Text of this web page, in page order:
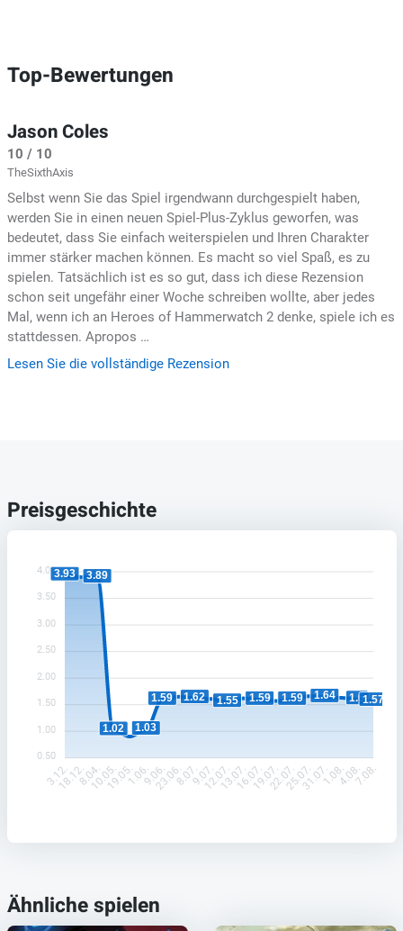
Top-Bewertungen
Jason Coles
10 / 10
TheSixthAxis
Selbst wenn Sie das Spiel irgendwann durchgespielt haben,
werden Sie in einen neuen Spiel-Plus-Zyklus geworfen, was
bedeutet, dass Sie einfach weiterspielen und Ihren Charakter
immer stärker machen können. Es macht so viel Spaß, es zu
spielen. Tatsächlich ist es so gut, dass ich diese Rezension
schon seit ungefähr einer Woche schreiben wollte, aber jedes
Mal, wenn ich an Heroes of Hammerwatch 2 denke, spiele ich es
stattdessen. Apropos …
Lesen Sie die vollständige Rezension
Preisgeschichte
4.00
3.50
3.00
2.50
2.00
1.50
1.00
0.50
3.93 3.89
1.02 1.03
1.59 1.62 1.55 1.59 1.59 1.64 1.61.57
3.12.
18.12.8.04.10.05.19.05.1.06.9.06.23.06.8.07.9.07.12.07.13.07.16.07.19.07.22.07.25.07.31.07.1.08.4.08.7.08.
Ähnliche spielen